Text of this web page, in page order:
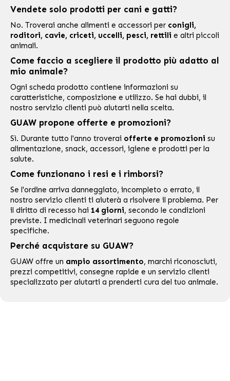
Vendete solo prodotti per cani e gatti?
No. Troverai anche alimenti e accessori per conigli,
roditori, cavie, criceti, uccelli, pesci, rettili e altri piccoli
animali.
Come faccio a scegliere il prodotto più adatto al
mio animale?
Ogni scheda prodotto contiene informazioni su
caratteristiche, composizione e utilizzo. Se hai dubbi, il
nostro servizio clienti può aiutarti nella scelta.
GUAW propone offerte e promozioni?
Sì. Durante tutto l'anno troverai offerte e promozioni su
alimentazione, snack, accessori, igiene e prodotti per la
salute.
Come funzionano i resi e i rimborsi?
Se l'ordine arriva danneggiato, incompleto o errato, il
nostro servizio clienti ti aiuterà a risolvere il problema. Per
il diritto di recesso hai 14 giorni, secondo le condizioni
previste. I medicinali veterinari seguono regole
specifiche.
Perché acquistare su GUAW?
GUAW offre un ampio assortimento, marchi riconosciuti,
prezzi competitivi, consegne rapide e un servizio clienti
specializzato per aiutarti a prenderti cura del tuo animale.